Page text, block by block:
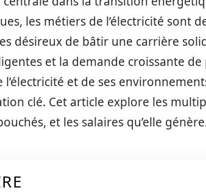
les métiers de l’électricité sont
désireux de bâtir une carrière
et la demande croissante
et de ses
clé. Cet article explore les
et les salaires qu’elle